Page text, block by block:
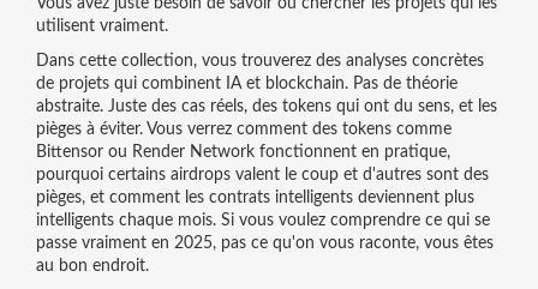
Vous avez juste besoin de savoir où chercher les projets qui les
utilisent vraiment.
Dans cette collection, vous trouverez des analyses concrètes
de projets qui combinent IA et blockchain. Pas de théorie
abstraite. Juste des cas réels, des tokens qui ont du sens, et les
pièges à éviter. Vous verrez comment des tokens comme
Bittensor ou Render Network fonctionnent en pratique,
pourquoi certains airdrops valent le coup et d'autres sont des
pièges, et comment les contrats intelligents deviennent plus
intelligents chaque mois. Si vous voulez comprendre ce qui se
passe vraiment en 2025, pas ce qu'on vous raconte, vous êtes
au bon endroit.